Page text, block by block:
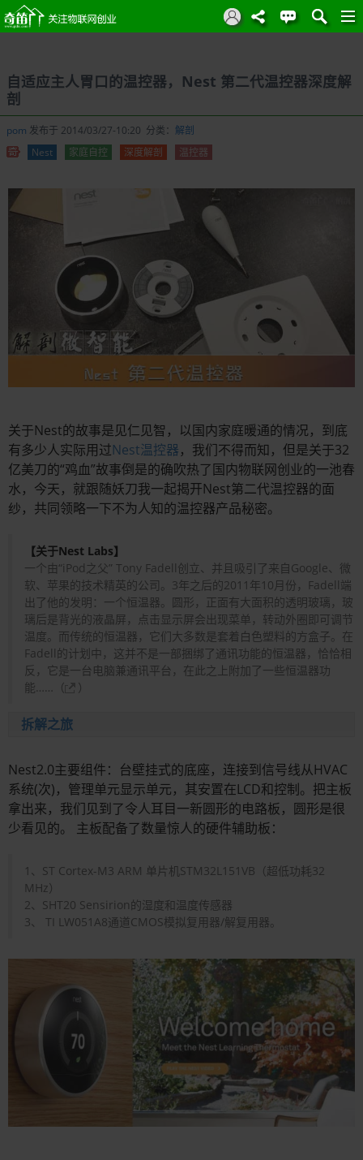
自适应主人胃口的温控器，Nest 第二代温控器深度解
剖
pom 发布于 2014/03/27-10:20 分类： 解剖
Nest
家庭自控 深度解剖 温控器
关于Nest的故事是见仁见智，以国内家庭暖通的情况，到底
有多少人实际用过Nest温控器，我们不得而知，但是关于32
亿美刀的“鸡血”故事倒是的确吹热了国内物联网创业的一池春
水，今天，就跟随妖刀我一起揭开Nest第二代温控器的面
纱，共同领略一下不为人知的温控器产品秘密。
【关于Nest Labs】
一个由“iPod之父” Tony Fadell创立、并且吸引了来自Google、微
软、苹果的技术精英的公司。3年之后的2011年10月份，Fadell端
出了他的发明：一个恒温器。圆形，正面有大面积的透明玻璃，玻
璃后是背光的液晶屏，点击显示屏会出现菜单，转动外圈即可调节
温度。而传统的恒温器，它们大多数是套着白色塑料的方盒子。在
Fadell的计划中，这并不是一部捆绑了通讯功能的恒温器，恰恰相
反，它是一台电脑兼通讯平台，在此之上附加了一些恒温器功
能……（
）
拆解之旅
Nest2.0主要组件：台壁挂式的底座，连接到信号线从HVAC
系统(次)，管理单元显示单元，其安置在LCD和控制。把主板
拿出来，我们见到了令人耳目一新圆形的电路板，圆形是很
少看见的。 主板配备了数量惊人的硬件辅助板：
1、ST Cortex-M3 ARM 单片机STM32L151VB（超低功耗32
MHz）
2、SHT20 Sensirion的湿度和温度传感器
3、 TI LW051A8通道CMOS模拟复用器/解复用器。